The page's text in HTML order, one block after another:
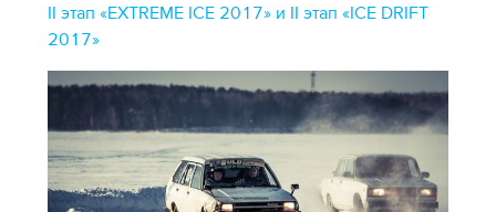
II этап «EXTREME ICE 2017» и II этап «ICE DRIFT
2017»